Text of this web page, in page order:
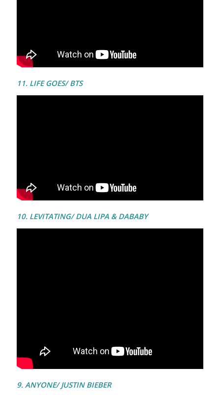
11. LIFE GOES/ BTS
10. LEVITATING/ DUA LIPA & DABABY
9. ANYONE/ JUSTIN BIEBER